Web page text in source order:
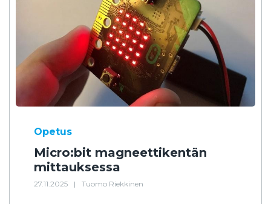
Opetus
Micro:bit magneettikentän
mittauksessa
27.11.2025 | Tuomo Riekkinen